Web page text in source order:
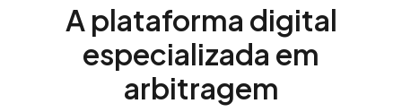
A plataforma digital
especializada em
arbitragem